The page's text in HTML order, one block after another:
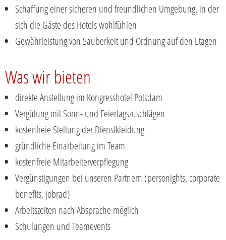
Schaffung einer sicheren und freundlichen Umgebung, in der
sich die Gäste des Hotels wohlfühlen
Gewährleistung von Sauberkeit und Ordnung auf den Etagen
Was wir bieten
direkte Anstellung im Kongresshotel Potsdam
Vergütung mit Sonn- und Feiertagszuschlägen
kostenfreie Stellung der Dienstkleidung
gründliche Einarbeitung im Team
kostenfreie Mitarbeiterverpflegung
Vergünstigungen bei unseren Partnern (personights, corporate
benefits, jobrad)
Arbeitszeiten nach Absprache möglich
Schulungen und Teamevents